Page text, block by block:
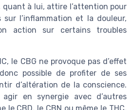
quant à lui, attire l’attention pour
l’inflammation et la douleur,
action sur certains troubles
le CBG ne provoque pas d’effet
possible de profiter de ses
d’altération de la conscience.
en synergie avec d’autres